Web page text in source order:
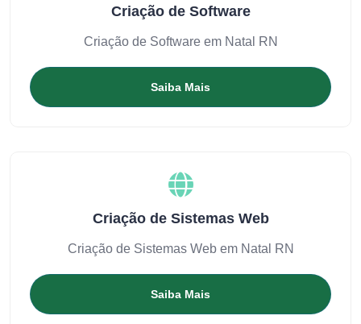
Criação de Software
Criação de Software em Natal RN
Saiba Mais
Criação de Sistemas Web
Criação de Sistemas Web em Natal RN
Saiba Mais